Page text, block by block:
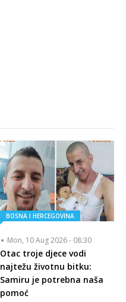
BOSNA I HERCEGOVINA
Mon, 10 Aug 2026 - 08:30
Otac troje djece vodi
najtežu životnu bitku:
Samiru je potrebna naša
pomoć